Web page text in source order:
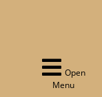
Open
Menu